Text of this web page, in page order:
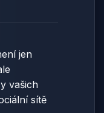
jen
vašich
sítě